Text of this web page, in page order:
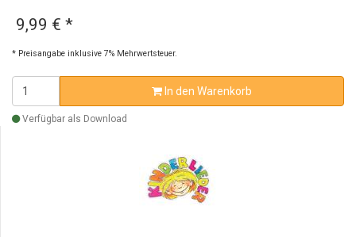
9,99 € *
* Preisangabe inklusive 7% Mehrwertsteuer.
In den Warenkorb
Verfügbar als Download